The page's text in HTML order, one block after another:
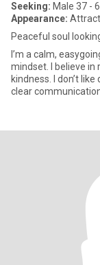
Seeking: Male 37 -
Appearance:
Peaceful soul
I’m a calm,
mindset. I believe in
kindness. I don’t
clear